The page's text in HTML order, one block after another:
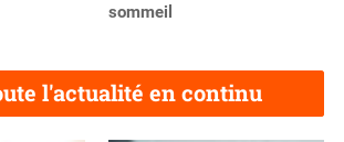
sommeil
l'actualité en continu